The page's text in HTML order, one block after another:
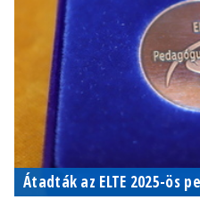
Átadták az ELTE 2025-ös